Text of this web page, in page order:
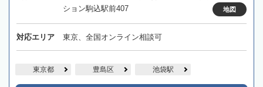
ション駒込駅前407
地図
対応エリア 東京、全国オンライン相談可
東京都 豊島区 池袋駅